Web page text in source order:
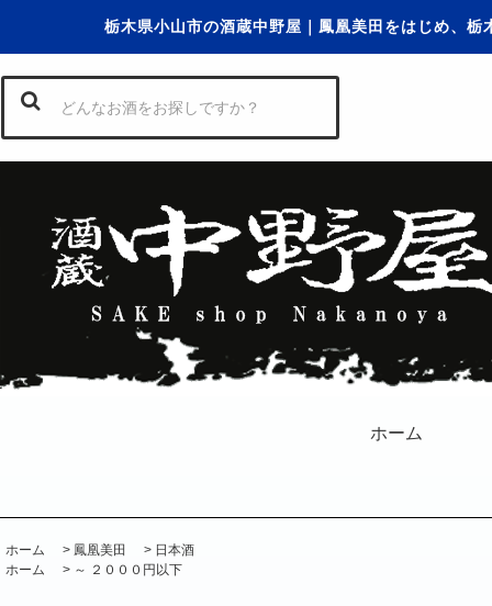
栃木県小山市の酒蔵中野屋｜鳳凰美田をはじめ、
ホーム
ホーム > 鳳凰美田 > 日本酒
ホーム
> ～ ２０００円以下